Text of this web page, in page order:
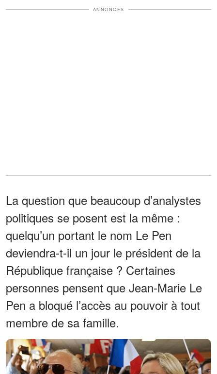
ANNONCES
La question que beaucoup d’analystes
politiques se posent est la même :
quelqu’un portant le nom Le Pen
deviendra-t-il un jour le président de la
République française ? Certaines
personnes pensent que Jean-Marie Le
Pen a bloqué l’accès au pouvoir à tout
membre de sa famille.